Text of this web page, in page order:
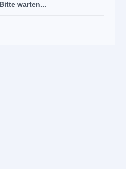
Bitte warten...